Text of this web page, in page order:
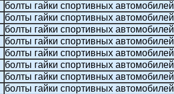
болты гайки спортивных автомобилей
болты гайки спортивных автомобилей
болты гайки спортивных автомобилей
болты гайки спортивных автомобилей
болты гайки спортивных автомобилей
болты гайки спортивных автомобилей
болты гайки спортивных автомобилей
болты гайки спортивных автомобилей